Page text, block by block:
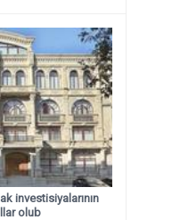
investisiyalarının
olub